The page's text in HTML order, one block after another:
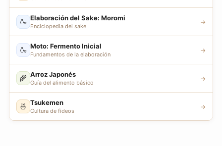
🍶 Elaboración del Sake: Moromi
Enciclopedia del sake
→
🍶 Moto: Fermento Inicial
Fundamentos de la elaboración
→
🌾 Arroz Japonés
Guía del alimento básico
→
🍜 Tsukemen
Cultura de fideos
→